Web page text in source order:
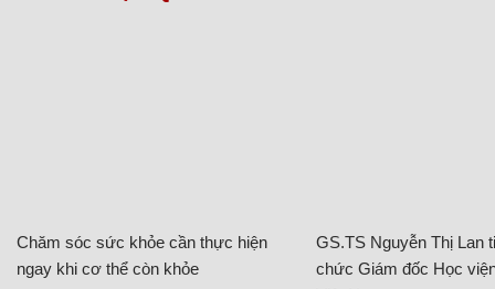
Chăm sóc sức khỏe cần thực hiện
ngay khi cơ thể còn khỏe
GS.TS Nguyễn Thị Lan
chức Giám đốc Học